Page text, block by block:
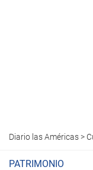
Diario las Américas>
PATRIMONIO